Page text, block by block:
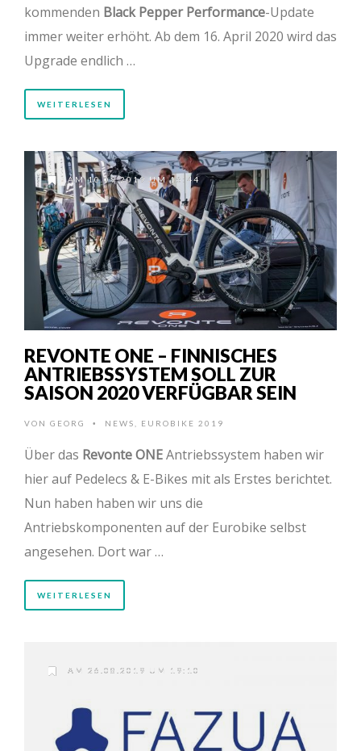
kommenden Black Pepper Performance-Update
immer weiter erhöht. Ab dem 16. April 2020 wird das
Upgrade endlich …
WEITERLESEN
AM 10.09.2019 UM 16:44
REVONTE ONE – FINNISCHES
ANTRIEBSSYSTEM SOLL ZUR
SAISON 2020 VERFÜGBAR SEIN
VON GEORG • NEWS EUROBIKE 2019
Über das Revonte ONEAntriebssystem haben wir
hier auf Pedelecs & E-Bikes mit als Erstes berichtet.
Nun haben haben wir uns die
Antriebskomponenten auf der Eurobike selbst
angesehen. Dort war …
WEITERLESEN
AM 26.08.2019 UM 19:10